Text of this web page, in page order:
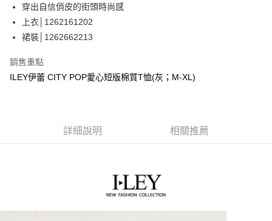
元大商業銀行
玉山商業銀行
台新國際商業銀行
台灣樂天信用卡公司
悠遊付
Google Pay
大哥付你分期
2.付款方式選擇「大哥付你分期」，訂單成立後會自動跳轉到大哥付的交易
流程，驗證手機門號後，選擇欲分期的期數、繳款截止日，確認付款後即完
消。如遇「轉專審核」未通過狀況，表示未達大哥付你分期系統評分，恕無
１．簡單：不需註冊會員、不需綁卡、不需儲值。
２．便利：只要手機號碼，簡訊認證，即可結帳。
３．安心：先確認商品／服務後，再付款。
每筆NT$120，滿NT$2,500(含以上)免運費
穿出自信俏皮的街頭時尚感
上衣│1262161202
裙裝│1262662213
銷售重點
ILEY伊蕾 CITY POP愛心短版棉質T恤(灰；M-XL)
詳細說明 相關推薦